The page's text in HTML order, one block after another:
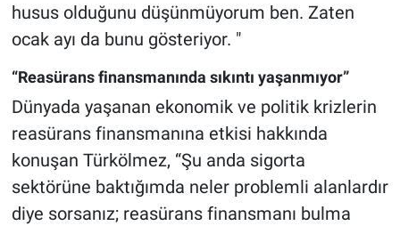
husus olduğunu düşün­müyorum ben. Zaten
ocak ayı da bunu gösteriyor. "
“Reasürans finansmanında sıkıntı yaşanmıyor”
Dünyada yaşanan ekonomik ve politik krizlerin
reasürans finansmanına etkisi hakkında
konuşan Türkölmez, “Şu anda sigorta
sektörüne baktığımda neler problemli alanlardır
diye sorsanız; reasürans finansmanı bulma